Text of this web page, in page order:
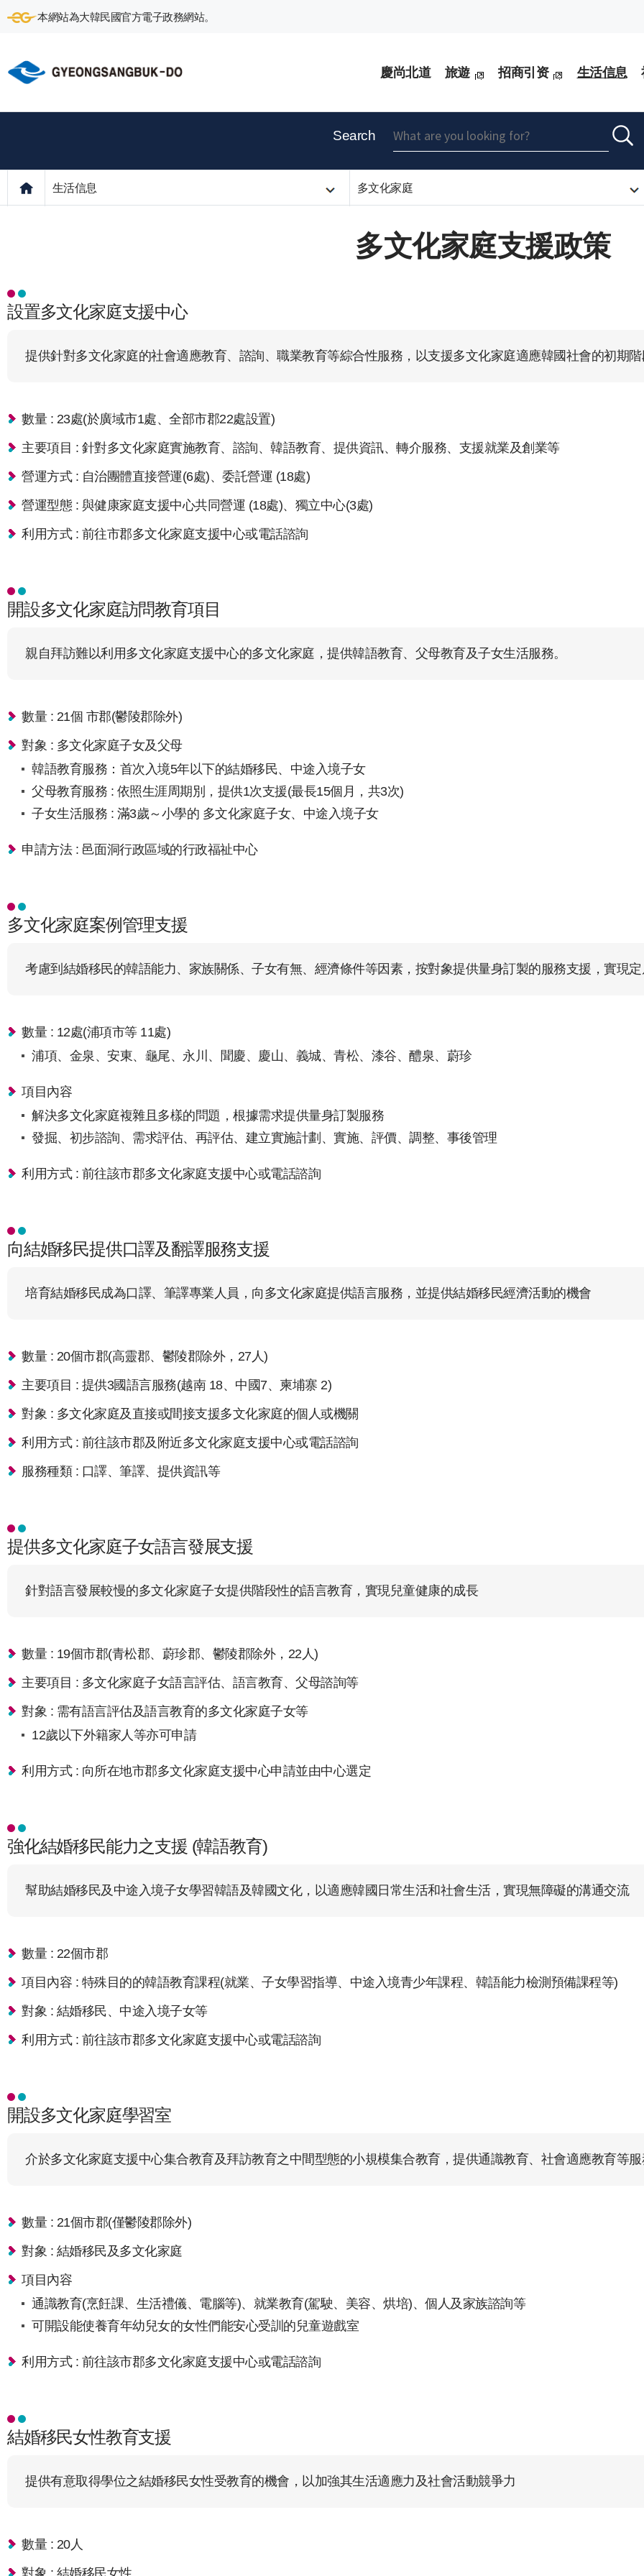
本網站為大韓民國官方電子政務網站。
慶尚北道 旅遊 招商引资 生活信息
Search
生活信息 多文化家庭
多文化家庭支援政策
設置多文化家庭支援中心
提供針對多文化家庭的社會適應教育、諮詢、職業教育等綜合性服務，以支援多文化家庭適應韓國社會的初期
數量 : 23處(於廣域市1處、全部市郡22處設置)
主要項目 : 針對多文化家庭實施教育、諮詢、韓語教育、提供資訊、轉介服務、支援就業及創業等
營運方式 : 自治團體直接營運(6處)、委託營運 (18處)
營運型態 : 與健康家庭支援中心共同營運 (18處)、獨立中心(3處)
利用方式 : 前往市郡多文化家庭支援中心或電話諮詢
開設多文化家庭訪問教育項目
親自拜訪難以利用多文化家庭支援中心的多文化家庭，提供韓語教育、父母教育及子女生活服務。
數量 : 21個 市郡(鬱陵郡除外)
對象 : 多文化家庭子女及父母
韓語教育服務：首次入境5年以下的結婚移民、中途入境子女
父母教育服務 : 依照生涯周期別，提供1次支援(最長15個月，共3次)
子女生活服務 : 滿3歲～小學的 多文化家庭子女、中途入境子女
申請方法 : 邑面洞行政區域的行政福祉中心
多文化家庭案例管理支援
考慮到結婚移民的韓語能力、家族關係、子女有無、經濟條件等因素，按對象提供量身訂製的服務支援，實現
數量 : 12處(浦項市等 11處)
浦項、金泉、安東、龜尾、永川、聞慶、慶山、義城、青松、漆谷、醴泉、蔚珍
項目內容
解決多文化家庭複雜且多樣的問題，根據需求提供量身訂製服務
發掘、初步諮詢、需求評估、再評估、建立實施計劃、實施、評價、調整、事後管理
利用方式 : 前往該市郡多文化家庭支援中心或電話諮詢
向結婚移民提供口譯及翻譯服務支援
培育結婚移民成為口譯、筆譯專業人員，向多文化家庭提供語言服務，並提供結婚移民經濟活動的機會
數量 : 20個市郡(高靈郡、鬱陵郡除外，27人)
主要項目 : 提供3國語言服務(越南 18、中國7、柬埔寨 2)
對象 : 多文化家庭及直接或間接支援多文化家庭的個人或機關
利用方式 : 前往該市郡及附近多文化家庭支援中心或電話諮詢
服務種類 : 口譯、筆譯、提供資訊等
提供多文化家庭子女語言發展支援
針對語言發展較慢的多文化家庭子女提供階段性的語言教育，實現兒童健康的成長
數量 : 19個市郡(青松郡、蔚珍郡、鬱陵郡除外，22人)
主要項目 : 多文化家庭子女語言評估、語言教育、父母諮詢等
對象 : 需有語言評估及語言教育的多文化家庭子女等
12歲以下外籍家人等亦可申請
利用方式 : 向所在地市郡多文化家庭支援中心申請並由中心選定
強化結婚移民能力之支援 (韓語教育)
幫助結婚移民及中途入境子女學習韓語及韓國文化，以適應韓國日常生活和社會生活，實現無障礙的溝通交流
數量 : 22個市郡
項目內容 : 特殊目的的韓語教育課程(就業、子女學習指導、中途入境青少年課程、韓語能力檢測預備課程等)
對象 : 結婚移民、中途入境子女等
利用方式 : 前往該市郡多文化家庭支援中心或電話諮詢
開設多文化家庭學習室
介於多文化家庭支援中心集合教育及拜訪教育之中間型態的小規模集合教育，提供通識教育、社會適應教育等
數量 : 21個市郡(僅鬱陵郡除外)
對象 : 結婚移民及多文化家庭
項目內容
通識教育(烹飪課、生活禮儀、電腦等)、就業教育(駕駛、美容、烘培)、個人及家族諮詢等
可開設能使養育年幼兒女的女性們能安心受訓的兒童遊戲室
利用方式 : 前往該市郡多文化家庭支援中心或電話諮詢
結婚移民女性教育支援
提供有意取得學位之結婚移民女性受教育的機會，以加強其生活適應力及社會活動競爭力
數量 : 20人
對象 : 結婚移民女性